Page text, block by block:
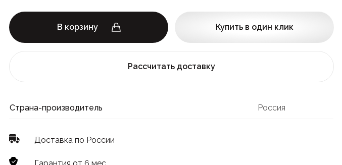
В корзину Купить в один клик
Рассчитать доставку
Страна-производитель Россия
Доставка по России